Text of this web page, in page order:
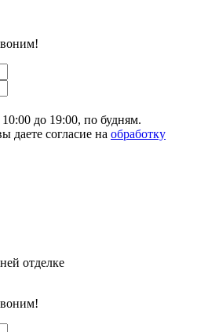
до 19:00, по будням.
даете согласие на обработку
отделке